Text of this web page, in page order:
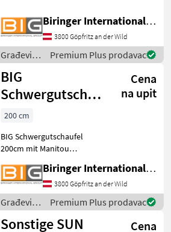
Građevinski strojevi Lopate
i kante
Biringer International GmbH
3800 Göpfritz an der Wild
Građevinski
strojevi /
Sonstige
Premium Plus prodavac
BIG
Schwergutschaufel
200cm mit
Manitou
Aufnahme
Cena
na upit
200 cm
BIG Schwergutschaufel
200cm mit Manitou
303 kg * Volumen: 0, 84 m3
Građevinski strojevi Lopate
i kante
Biringer International GmbH
3800 Göpfritz an der Wild
Građevinski
strojevi /
BIG
Premium Plus prodavac
Sonstige SUN
Cena